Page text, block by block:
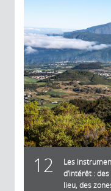
12
Les
d’intérêt :
lieu, des